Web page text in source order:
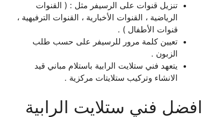
تنزيل قنوات على الرسيفر مثل : ( القنوات
الرياضية ، القنوات الأخبارية ، القنوات الترفيهية ،
قنوات الأطفال ) .
تعيين كلمة مرور للرسيفر على حسب طلب
الزبون .
يتعهد فني ستلايت الرابية باستلام مباني قيد
الانشاء وتركيب ستلايتات مركزية .
افضل فني ستلايت الرابية